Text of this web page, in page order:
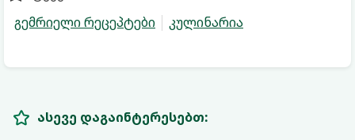
გემრიელი რეცეპტები
კულინარია
ასევე დაგაინტერესებთ: